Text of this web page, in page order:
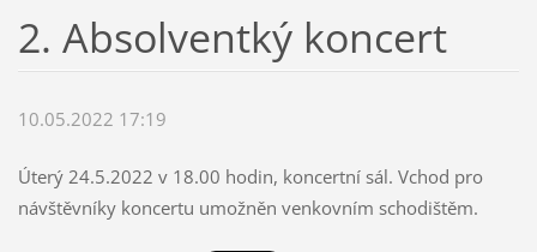
2. Absolventký koncert
10.05.2022 17:19
Úterý 24.5.2022 v 18.00 hodin, koncertní sál. Vchod pro
návštěvníky koncertu umožněn venkovním schodištěm.